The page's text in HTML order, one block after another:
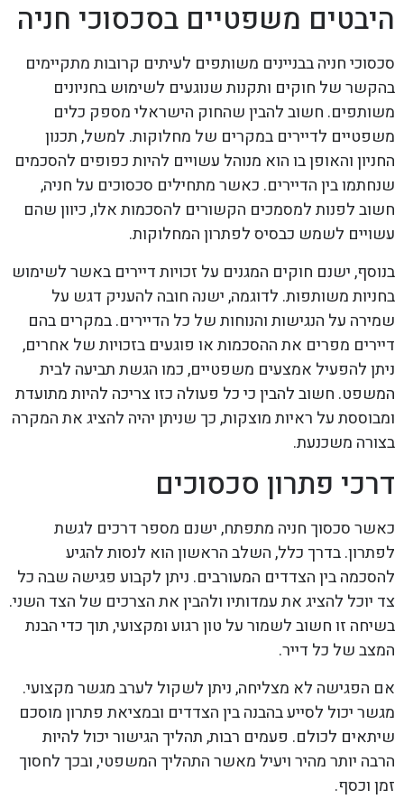
היבטים משפטיים בסכסוכי חניה
סכסוכי חניה בבניינים משותפים לעיתים קרובות מתקיימים
בהקשר של חוקים ותקנות שנוגעים לשימוש בחניונים
משותפים. חשוב להבין שהחוק הישראלי מספק כלים
משפטיים לדיירים במקרים של מחלוקות. למשל, תכנון
החניון והאופן בו הוא מנוהל עשויים להיות כפופים להסכמים
שנחתמו בין הדיירים. כאשר מתחילים סכסוכים על חניה,
חשוב לפנות למסמכים הקשורים להסכמות אלו, כיוון שהם
עשויים לשמש כבסיס לפתרון המחלוקות.
בנוסף, ישנם חוקים המגנים על זכויות דיירים באשר לשימוש
בחניות משותפות. לדוגמה, ישנה חובה להעניק דגש על
שמירה על הנגישות והנוחות של כל הדיירים. במקרים בהם
דיירים מפרים את ההסכמות או פוגעים בזכויות של אחרים,
ניתן להפעיל אמצעים משפטיים, כמו הגשת תביעה לבית
המשפט. חשוב להבין כי כל פעולה כזו צריכה להיות מתועדת
ומבוססת על ראיות מוצקות, כך שניתן יהיה להציג את המקרה
בצורה משכנעת.
דרכי פתרון סכסוכים
כאשר סכסוך חניה מתפתח, ישנם מספר דרכים לגשת
לפתרון. בדרך כלל, השלב הראשון הוא לנסות להגיע
להסכמה בין הצדדים המעורבים. ניתן לקבוע פגישה שבה כל
צד יוכל להציג את עמדותיו ולהבין את הצרכים של הצד השני.
בשיחה זו חשוב לשמור על טון רגוע ומקצועי, תוך כדי הבנת
המצב של כל דייר.
אם הפגישה לא מצליחה, ניתן לשקול לערב מגשר מקצועי.
מגשר יכול לסייע בהבנה בין הצדדים ובמציאת פתרון מוסכם
שיתאים לכולם. פעמים רבות, תהליך הגישור יכול להיות
הרבה יותר מהיר ויעיל מאשר התהליך המשפטי, ובכך לחסוך
זמן וכסף.